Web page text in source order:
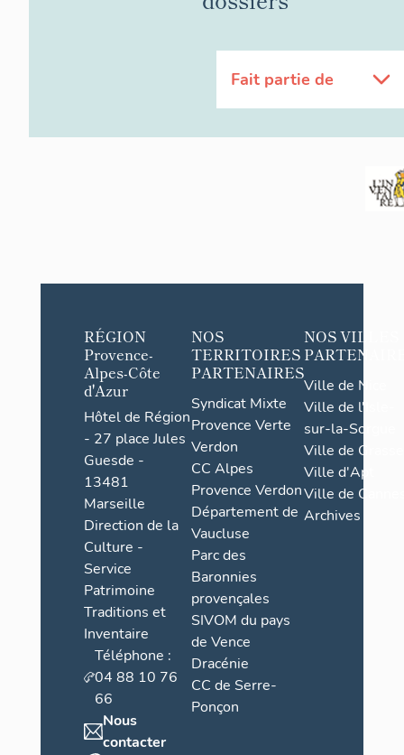
Fait partie de
RÉGION
Provence-
Alpes-Côte
d'Azur
Hôtel de Région
- 27 place Jules
Guesde -
13481
Marseille
Direction de la
Culture -
Service
Patrimoine
Traditions et
Inventaire
Téléphone :
04 88 10 76
66
Nous
contacter
NOS
TERRITOIRES
PARTENAIRES
Syndicat Mixte
Provence Verte
Verdon
CC Alpes
Provence Verdon
Département de
Vaucluse
Parc des
Baronnies
provençales
SIVOM du pays
de Vence
Dracénie
CC de Serre-
Ponçon
NOS VILLES
Ville de Nice
Ville de l'Isle-
sur-la-Sorgue
Ville de Grasse
Ville d'Apt
Ville de
Archives